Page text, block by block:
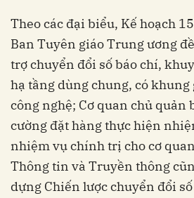
Theo các đại biểu, Kế hoạch
Ban Tuyên giáo Trung ương
trợ chuyển đổi số báo chí,
hạ tầng dùng chung, có
công nghệ; Cơ quan chủ quản
cường đặt hàng thực hiện
nhiệm vụ chính trị cho cơ
Thông tin và Truyền thông
dựng Chiến lược chuyển đổi